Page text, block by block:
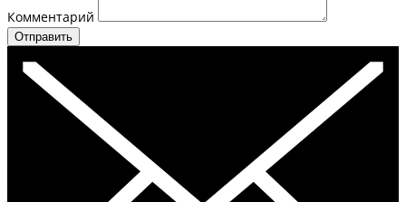
Комментарий
Отправить